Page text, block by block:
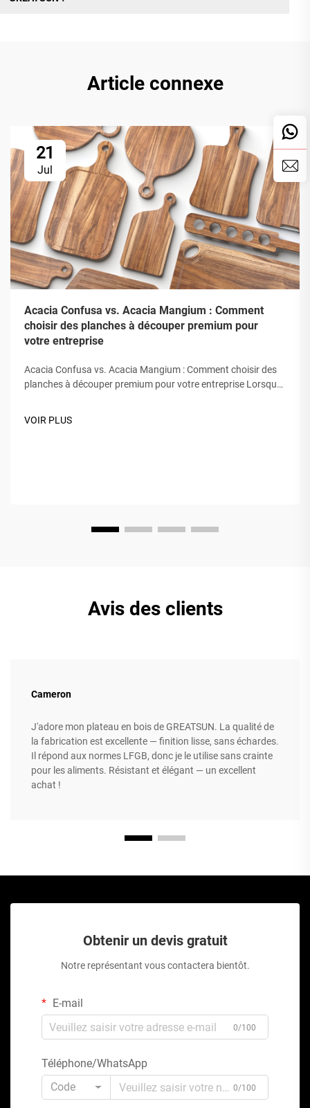
Article connexe
21
Jul
Acacia Confusa vs. Acacia Mangium : Comment
choisir des planches à découper premium pour
votre entreprise
Acacia Confusa vs. Acacia Mangium : Comment choisir des
planches à découper premium pour votre entreprise Lorsque
durabilité. Mais tous les acacias ne se valent pas. Le marché
VOIR PLUS
Avis des clients
Cameron
J'adore mon plateau en bois de GREATSUN. La qualité de
la fabrication est excellente — finition lisse, sans échardes.
Il répond aux normes LFGB, donc je le utilise sans crainte
pour les aliments. Résistant et élégant — un excellent
achat !
Obtenir un devis gratuit
Notre représentant vous contactera bientôt.
E-mail
0/100
Téléphone/WhatsApp
Code
0/100